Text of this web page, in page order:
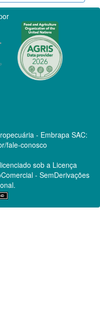
- Embrapa SAC:
fale-conosco
sob a Licença
- SemDerivações